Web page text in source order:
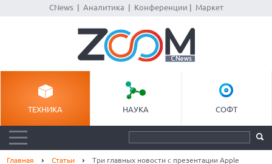
CNews| Аналитика Конференции Маркет
ТЕХНИКА НАУКА СОФТ
Главная Статьи Три главных новости с презентации Apple